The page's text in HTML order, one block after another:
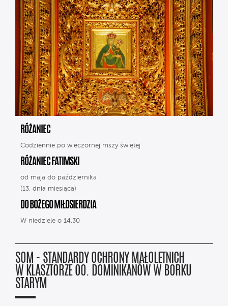
RÓŻANIEC
Codziennie po wieczornej mszy świętej
RÓŻANIEC FATIMSKI
od maja do października
(13. dnia miesiąca)
DO BOŻEGO MIŁOSIERDZIA
W niedziele o 14.30
SOM - STANDARDY OCHRONY MAŁOLETNICH
W KLASZTORZE OO. DOMINIKANÓW W BORKU
STARYM